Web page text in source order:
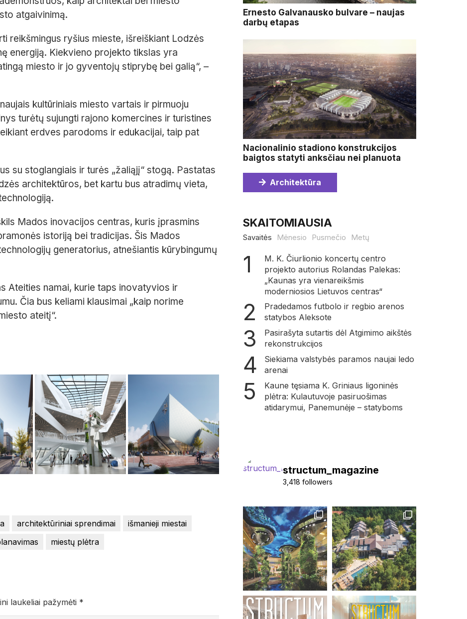
atgaivinimą.
reikšmingus ryšius mieste, išreiškiant Lodzės
energiją. Kiekvieno projekto tikslas yra
miesto ir jo gyventojų stiprybę bei galią“, –
kultūriniais miesto vartais ir pirmuoju
turėtų sujungti rajono komercines ir turistines
erdves parodoms ir edukacijai, taip pat
su stoglangiais ir turės „žaliąjį“ stogą. Pastatas
architektūros, bet kartu bus atradimų vieta,
Mados inovacijos centras, kuris įprasmins
istoriją bei tradicijas. Šis Mados
generatorius, atnešiantis kūrybingumų
Ateities namai, kurie taps inovatyvios ir
Čia bus keliami klausimai „kaip norime
ateitį“.
architektūriniai sprendimai
išmanieji miestai
miestų plėtra
laukeliai pažymėti *
Ernesto Galvanausko bulvare – naujas
darbų etapas
Nacionalinio stadiono konstrukcijos
baigtos statyti anksčiau nei planuota
Architektūra
SKAITOMIAUSIA
Savaitės Mėnesio Pusmečio Metų
M. K. Čiurlionio koncertų centro
projekto autorius Rolandas Palekas:
„Kaunas yra vienareikšmis
moderniosios Lietuvos centras“
Pradedamos futbolo ir regbio arenos
statybos Aleksote
Pasirašyta sutartis dėl Atgimimo aikštės
rekonstrukcijos
Siekiama valstybės paramos naujai ledo
arenai
Kaune tęsiama K. Griniaus ligoninės
plėtra: Kulautuvoje pasiruošimas
atidarymui, Panemunėje – statyboms
structum_magazine
3,418 followers